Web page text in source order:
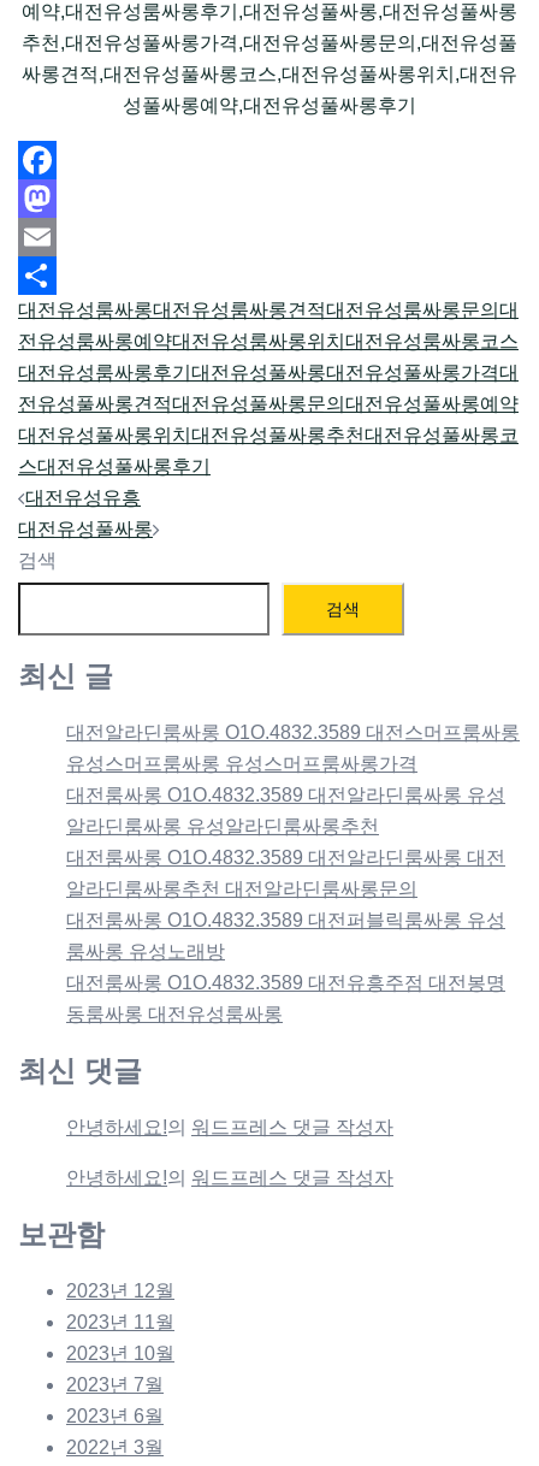
예약,대전유성룸싸롱후기,대전유성풀싸롱,대전유성풀싸롱
추천,대전유성풀싸롱가격,대전유성풀싸롱문의,대전유성풀
싸롱견적,대전유성풀싸롱코스,대전유성풀싸롱위치,대전유
성풀싸롱예약,대전유성풀싸롱후기
Facebook
Mastodon
Email
Share
대전유성룸싸롱대전유성룸싸롱견적대전유성룸싸롱문의 대
전유성룸싸롱예약대전유성룸싸롱위치 대전유성룸싸롱코스
대전유성룸싸롱후기 대전유성풀싸롱대전유성풀싸롱가격대
전유성풀싸롱견적대전유성풀싸롱문의 대전유성풀싸롱예약
대전유성풀싸롱위치 대전유성풀싸롱추천대전유성풀싸롱코
스대전유성풀싸롱후기
Post
navigation
대전유성유흥
대전유성풀싸롱
검색
검색
최신 글
대전알라딘룸싸롱 O1O.4832.3589 대전스머프룸싸롱
유성스머프룸싸롱 유성스머프룸싸롱가격
대전룸싸롱 O1O.4832.3589 대전알라딘룸싸롱 유성
알라딘룸싸롱 유성알라딘룸싸롱추천
대전룸싸롱 O1O.4832.3589 대전알라딘룸싸롱 대전
알라딘룸싸롱추천 대전알라딘룸싸롱문의
대전룸싸롱 O1O.4832.3589 대전퍼블릭룸싸롱 유성
룸싸롱 유성노래방
대전룸싸롱 O1O.4832.3589 대전유흥주점 대전봉명
동룸싸롱 대전유성룸싸롱
최신 댓글
안녕하세요!의 워드프레스 댓글 작성자
안녕하세요!의 워드프레스 댓글 작성자
보관함
2023년 12월
2023년 11월
2023년 10월
2023년 7월
2023년 6월
2022년 3월